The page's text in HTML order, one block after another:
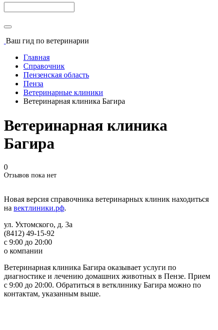
Ваш гид по ветеринарии
Главная
Справочник
Пензенская область
Пенза
Ветеринарные клиники
Ветеринарная клиника Багира
Ветеринарная клиника
Багира
0
Отзывов пока нет
Новая версия справочника ветеринарных клиник находиться
на вектлиники.рф.
ул. Ухтомского, д. 3а
(8412) 49-15-92
с 9:00 до 20:00
о компании
Ветеринарная клиника Багира оказывает услуги по
диагностике и лечению домашних животных в Пензе. Прием
с 9:00 до 20:00. Обратиться в ветклинику Багира можно по
контактам, указанным выше.